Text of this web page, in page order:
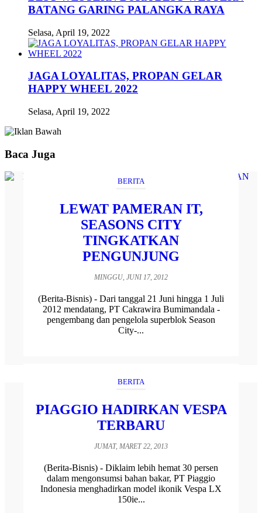
BATANG GARING PALANGKA RAYA
Selasa, April 19, 2022
JAGA LOYALITAS, PROPAN GELAR
HAPPY WHEEL 2022
Selasa, April 19, 2022
Baca Juga
BERITA
LEWAT PAMERAN IT,
SEASONS CITY
TINGKATKAN
PENGUNJUNG
MINGGU, JUNI 17, 2012
(Berita-Bisnis) - Dari tanggal 21 Juni hingga 1 Juli
2012 mendatang, PT Cakrawira Bumimandala -
pengembang dan pengelola superblok Season
City-...
BERITA
PIAGGIO HADIRKAN VESPA
TERBARU
JUMAT, MARET 22, 2013
(Berita-Bisnis) - Diklaim lebih hemat 30 persen
dalam mengonsumsi bahan bakar, PT Piaggio
Indonesia menghadirkan model ikonik Vespa LX
150ie...